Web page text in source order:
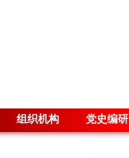
组织机构 党史编研